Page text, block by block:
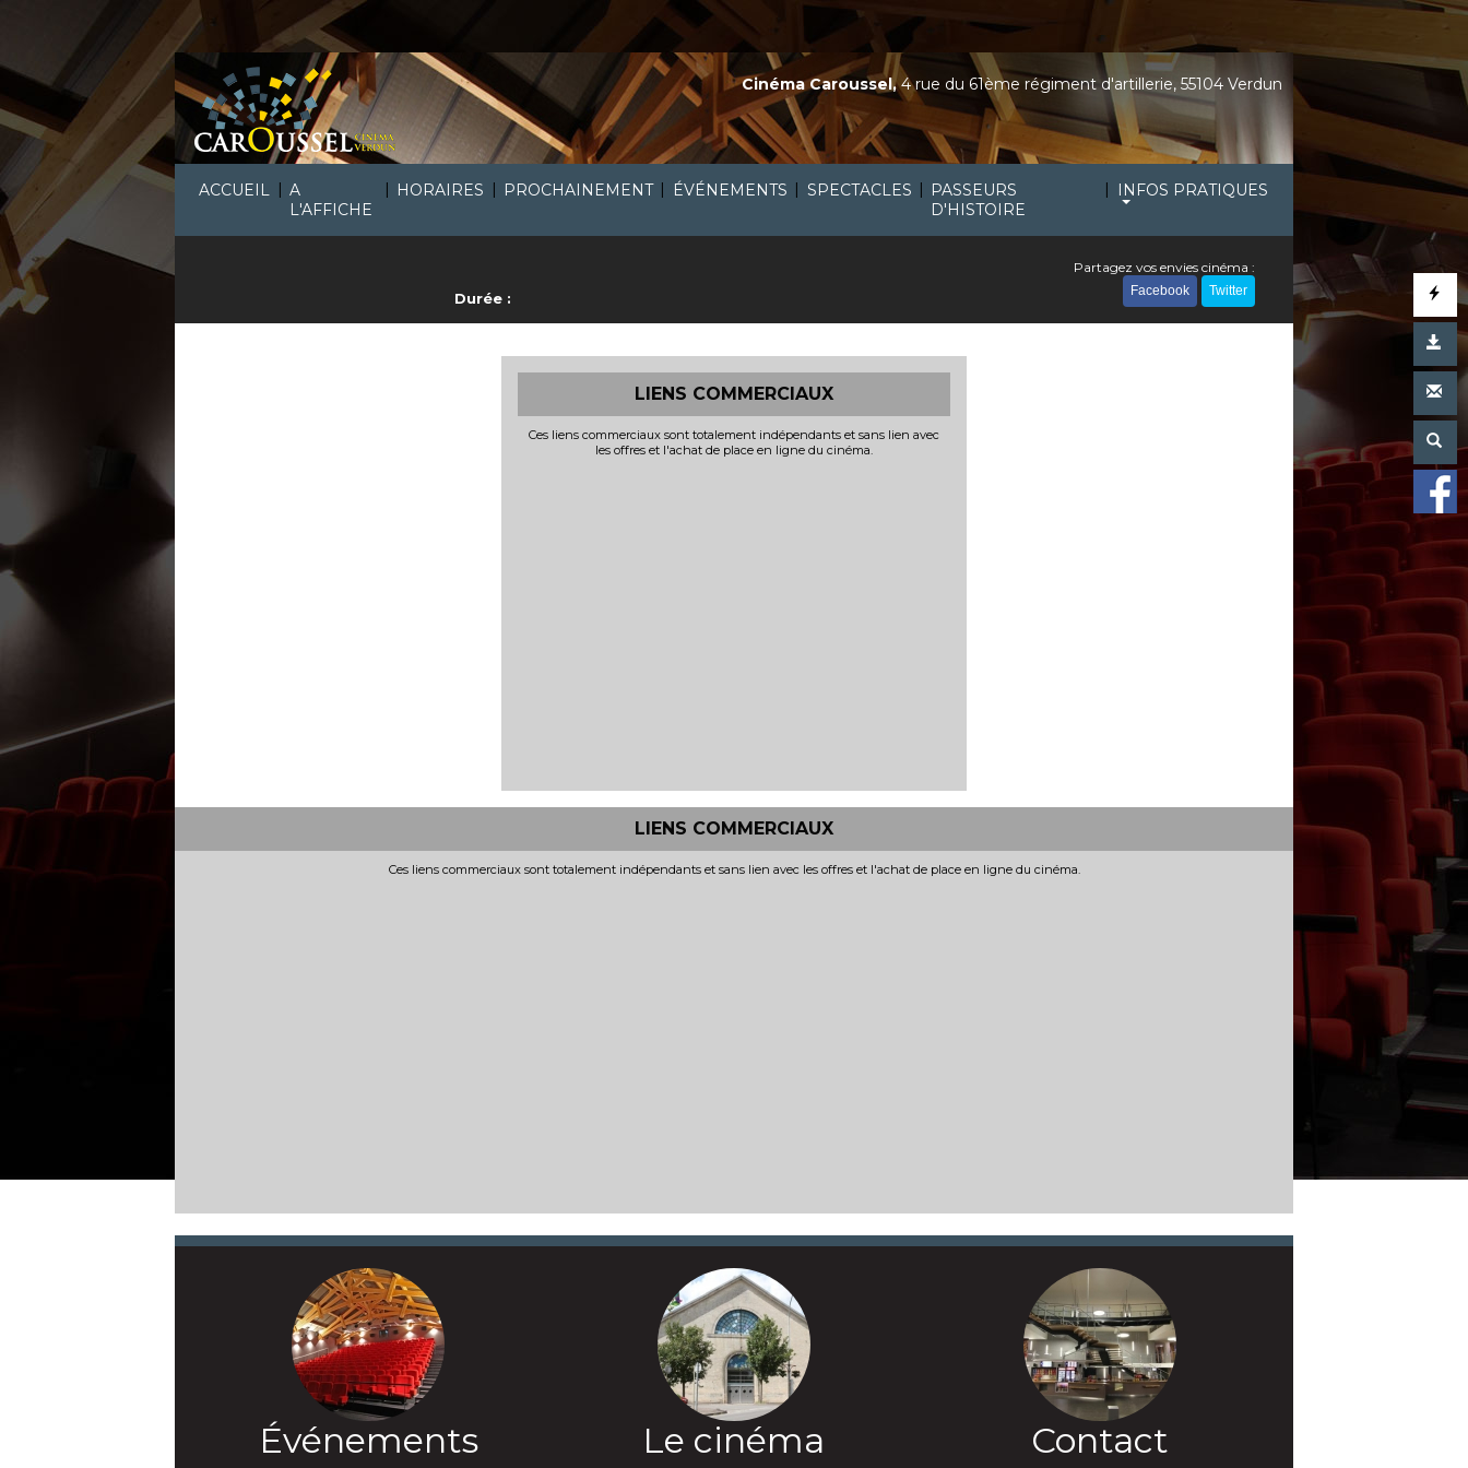
ACCUEIL | A
L'AFFICHE
| HORAIRES | PROCHAINEMENT | ÉVÉNEMENTS | SPECTACLES | PASSEURS
D'HISTOIRE
| INFOS PRATIQUES
Cinéma Caroussel,4 rue du 61ème régiment d'artillerie, 55104 Verdun
Durée :
Partagez vos envies cinéma :
Facebook Twitter
LIENS COMMERCIAUX
Ces liens commerciaux sont totalement indépendants et sans lien avec
les offres et l'achat de place en ligne du cinéma.
LIENS COMMERCIAUX
Ces liens commerciaux sont totalement indépendants et sans lien avec les offres et l'achat de place en ligne du cinéma.
Événements Le cinéma Contact